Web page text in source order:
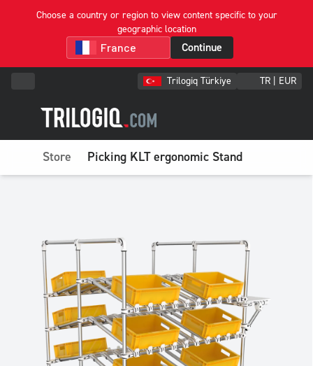
Choose a country or region to view content specific to your
geographic location
Continue
Trilogiq Türkiye TR | EUR
Store Picking KLT ergonomic Stand